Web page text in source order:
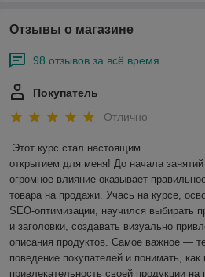
Отзывы о магазине
98 отзывов за всё время
Покупатель
Отлично
Этот курс стал настоящим
открытием для меня! До начала
огромное влияние оказывает
товара на продажи. Учась на курсе,
SEO-оптимизации, научился выбирать
и заголовки, создавать визуально
описания продуктов. Самое важное —
поведение покупателей и понимать, как
привлекательность своей продукции на